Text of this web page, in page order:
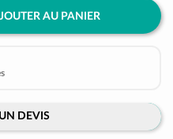
AU PANIER
DEVIS